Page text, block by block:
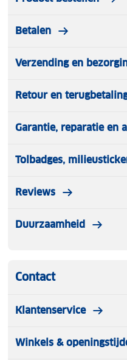
Betalen
Verzending en
Retour en
Garantie, reparatie en
Tolbadges,
Reviews
Duurzaamheid
Contact
Klantenservice
Winkels &